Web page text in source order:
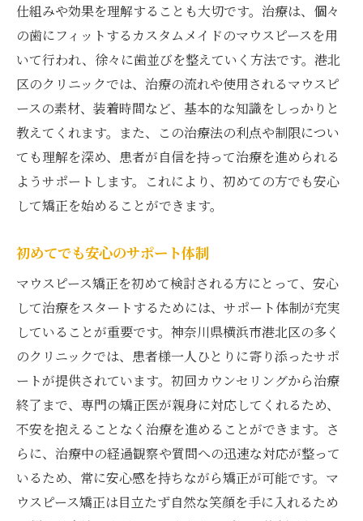
仕組みや効果を理解することも大切です。治療は、個々
の歯にフィットするカスタムメイドのマウスピースを用
いて行われ、徐々に歯並びを整えていく方法です。港北
区のクリニックでは、治療の流れや使用されるマウスピ
ースの素材、装着時間など、基本的な知識をしっかりと
教えてくれます。また、この治療法の利点や制限につい
ても理解を深め、患者が自信を持って治療を進められる
ようサポートします。これにより、初めての方でも安心
して矯正を始めることができます。
初めてでも安心のサポート体制
マウスピース矯正を初めて検討される方にとって、安心
して治療をスタートするためには、サポート体制が充実
していることが重要です。神奈川県横浜市港北区の多く
のクリニックでは、患者様一人ひとりに寄り添ったサポ
ートが提供されています。初回カウンセリングから治療
終了まで、専門の矯正医が親身に対応してくれるため、
不安を抱えることなく治療を進めることができます。さ
らに、治療中の経過観察や質問への迅速な対応が整って
いるため、常に安心感を持ちながら矯正が可能です。マ
ウスピース矯正は目立たず自然な笑顔を手に入れるため